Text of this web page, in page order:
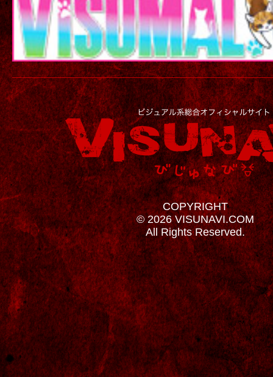
COPYRIGHT
© 2026 VISUNAVI.COM
All Rights Reserved.